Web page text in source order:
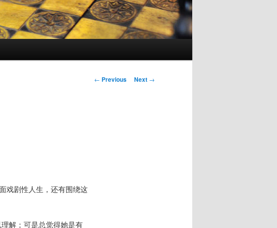
Post
← Previous Next →
戏剧性人生，还有围绕这
解；可是总觉得她是有